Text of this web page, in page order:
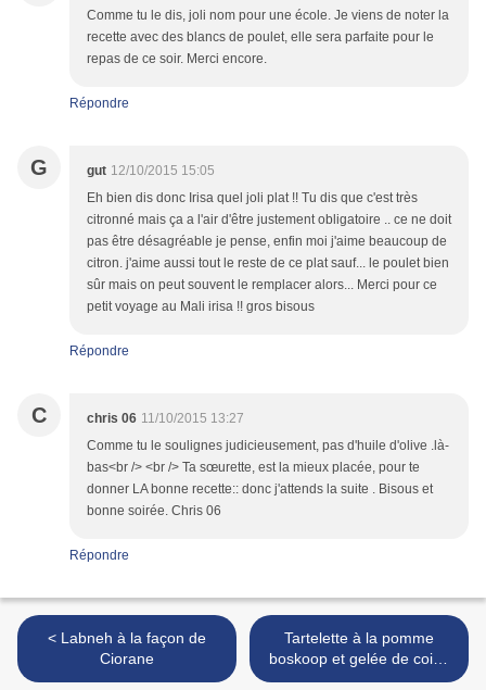
Comme tu le dis, joli nom pour une école. Je viens de noter la
recette avec des blancs de poulet, elle sera parfaite pour le
repas de ce soir. Merci encore.
Répondre
G gut 12/10/2015 15:05
Eh bien dis donc Irisa quel joli plat !! Tu dis que c'est très
citronné mais ça a l'air d'être justement obligatoire .. ce ne doit
pas être désagréable je pense, enfin moi j'aime beaucoup de
citron. j'aime aussi tout le reste de ce plat sauf... le poulet bien
sûr mais on peut souvent le remplacer alors... Merci pour ce
petit voyage au Mali irisa !! gros bisous
Répondre
C chris 06 11/10/2015 13:27
Comme tu le soulignes judicieusement, pas d'huile d'olive .là-
bas<br /> <br /> Ta sœurette, est la mieux placée, pour te
donner LA bonne recette:: donc j'attends la suite . Bisous et
bonne soirée. Chris 06
Répondre
< Labneh à la façon de
Ciorane
Tartelette à la pomme
boskoop et gelée de coing
>